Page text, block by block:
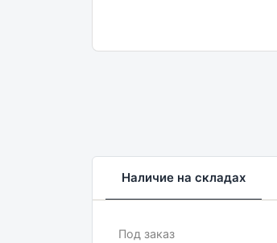
Наличие на складах
Под заказ